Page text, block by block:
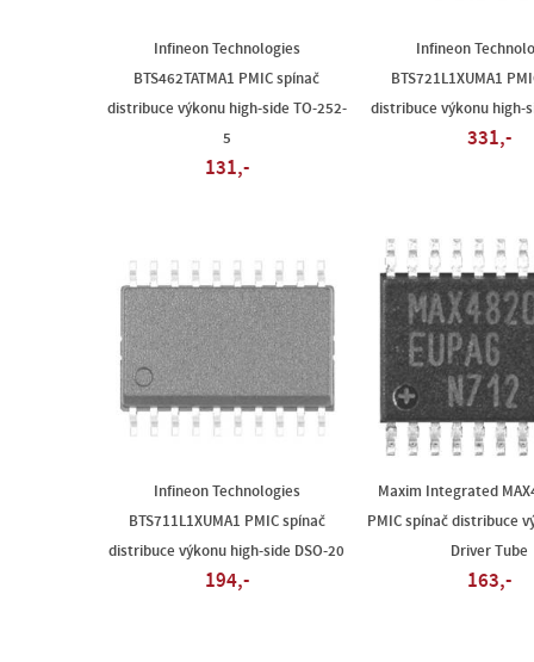
Infineon Technologies
BTS462TATMA1 PMIC spínač
distribuce výkonu high-side TO-252-
5
131,-
Infineon
BTS721L1XUMA1
distribuce výkonu high-
331,-
Infineon Technologies
BTS711L1XUMA1 PMIC spínač
distribuce výkonu high-side DSO-20
194,-
Maxim Integrated
PMIC spínač distribuce
Driver Tube
163,-